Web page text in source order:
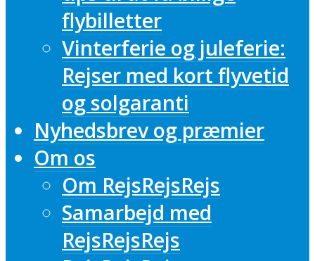
flybilletter
Vinterferie og juleferie:
Rejser med kort flyvetid
og solgaranti
Nyhedsbrev og præmier
Om os
Om RejsRejsRejs
Samarbejd med
RejsRejsRejs